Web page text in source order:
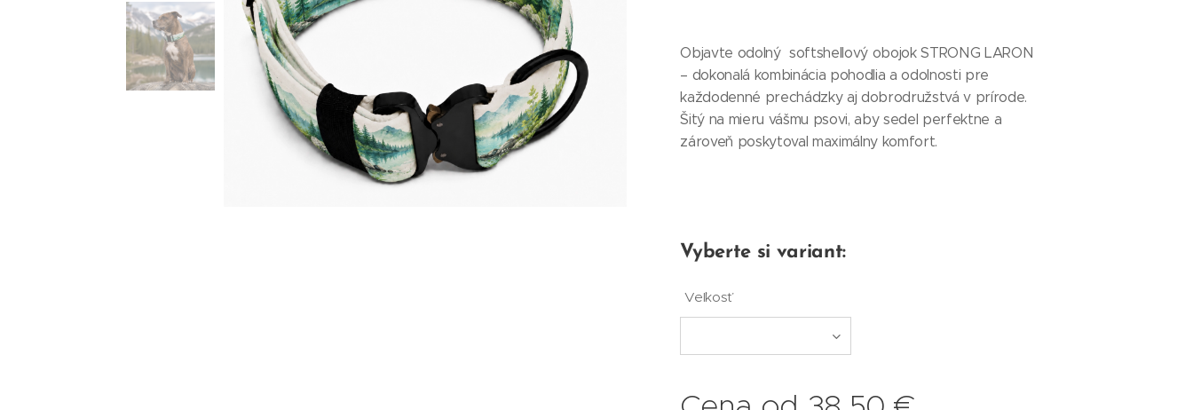
Objavte odolný softshellový obojok STRONG LARON
– dokonalá kombinácia pohodlia a odolnosti pre
každodenné prechádzky aj dobrodružstvá v prírode.
Šitý na mieru vášmu psovi, aby sedel perfektne a
zároveň poskytoval maximálny komfort.
Vyberte si variant:
Veľkosť